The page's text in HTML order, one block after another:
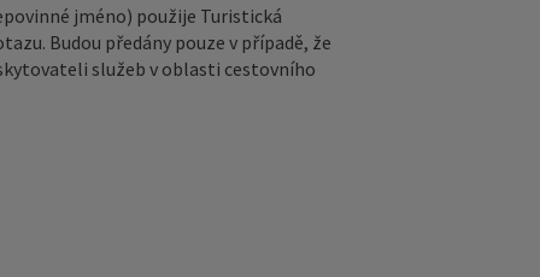
jméno) použije Turistická
Budou předány pouze v případě, že
služeb v oblasti cestovního